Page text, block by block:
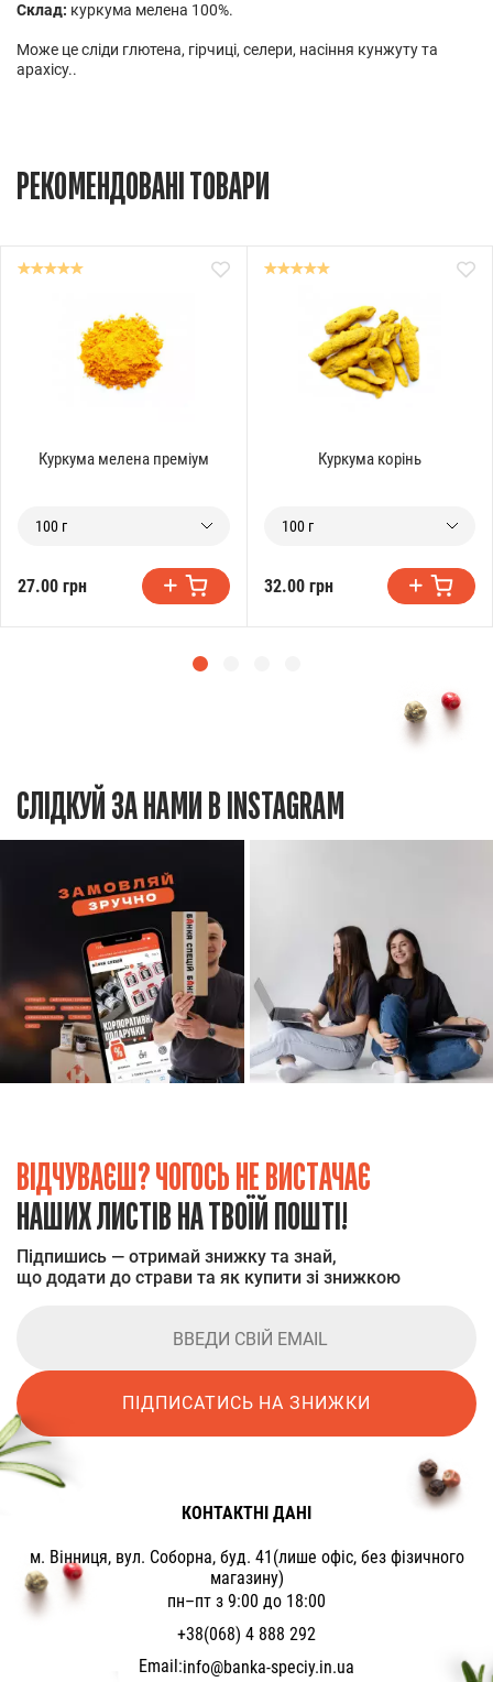
Склад: куркума мелена 100%.
Може це сліди глютена, гірчиці, селери, насіння кунжуту та
арахісу..
РЕКОМЕНДОВАНІ ТОВАРИ
Куркума мелена преміум
100 г
27.00 грн
Куркума корінь
100 г
32.00 грн
СЛІДКУЙ ЗА НАМИ В INSTAGRAM
ВІДЧУВАЄШ? ЧОГОСЬ НЕ ВИСТАЧАЄ
НАШИХ ЛИСТІВ НА ТВОЇЙ ПОШТІ!
Підпишись — отримай знижку та знай,
що додати до страви та як купити зі знижкою
ПІДПИСАТИСЬ НА ЗНИЖКИ
КОНТАКТНІ ДАНІ
м. Вінниця, вул. Соборна, буд. 41(лише офіс, без фізичного
магазину)
пн–пт з 9:00 до 18:00
+38(068) 4 888 292
Email:info@banka-speciy.in.ua